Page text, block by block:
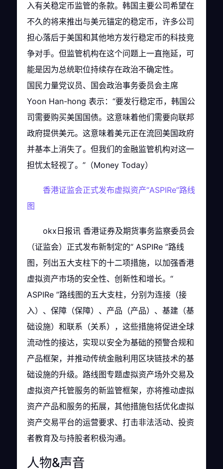
入有关稳定币监管的条款。韩国主要公司希望在
不久的将来推出与美元锚定的稳定币，许多公司
担心落后于美国和其他地方发行稳定币的科技竞
争对手。但监管机构在这个问题上一直拖延，可
能是因为总统职位持续存在政治不确定性。
国民力量党议员、国会政治事务委员会主席
Yoon Han-hong 表示：“要发行稳定币，韩国公
司需要购买美国国债。这意味着他们需要向联邦
政府提供美元。这意味着美元正在流回美国政府
并基本上消失了。但我们的金融监管机构对这一
担忧太轻视了。”（Money Today）
香港证监会正式发布虚拟资产“ASPIRe”路线
图
okx日报讯 香港证券及期货事务监察委员会
（证监会）正式发布新制定的“ ASPIRe ”路线
图，列出五大支柱下的十二项措施，以加强香港
虚拟资产市场的安全性、创新性和增长。“
ASPIRe ”路线图的五大支柱，分别为连接（接
入）、保障（保障）、产品（产品）、基建（基
础设施）和联系（关系），这些措施将促进全球
流动性的接达，实现以安全为基础的预警合规和
产品框架，并推动传统金融利用区块链技术的基
础设施的升级。路线图专题虚拟资产场外交易及
虚拟资产托管服务的新监管框架，亦将推动虚拟
资产产品和服务的拓展，其他措施包括优化虚拟
资产交易平台的运营要求、打击非法活动、投资
者教育及与持股者积极沟通。
人物&声音